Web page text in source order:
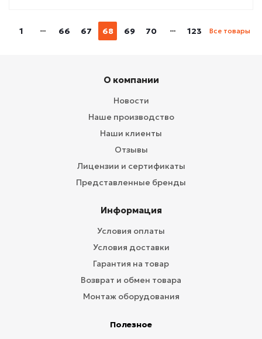
1 66 67 68 69 70 123 Все товары
О компании
Новости
Наше производство
Наши клиенты
Отзывы
Лицензии и сертификаты
Представленные бренды
Информация
Условия оплаты
Условия доставки
Гарантия на товар
Возврат и обмен товара
Монтаж оборудования
Полезное